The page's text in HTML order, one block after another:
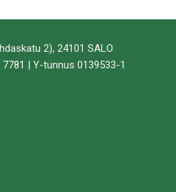
2), 24101 SALO
| Y-tunnus 0139533-1